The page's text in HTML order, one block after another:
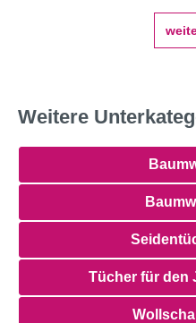
Weitere
Tücher für den